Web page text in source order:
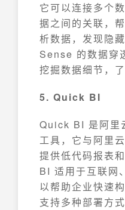
它可以连接多个
据之间的关联，
析数据，发现隐
Sense 的数据穿
挖掘数据细节，
5. Quick BI
Quick BI 是阿里
工具，它与阿里
提供低代码报表
BI 适用于互联网
以帮助企业快速
支持多种部署方